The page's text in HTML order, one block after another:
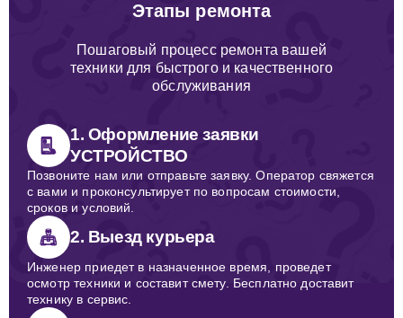
Этапы ремонта
Пошаговый процесс ремонта вашей
техники для быстрого и качественного
обслуживания
1. Оформление заявки
УСТРОЙСТВО
Позвоните нам или отправьте заявку. Оператор свяжется
с вами и проконсультирует по вопросам стоимости,
сроков и условий.
2. Выезд курьера
Инженер приедет в назначенное время, проведет
осмотр техники и составит смету. Бесплатно доставит
технику в сервис.